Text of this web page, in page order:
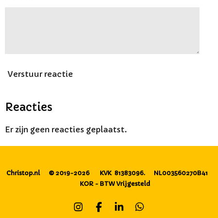
Verstuur reactie
Reacties
Er zijn geen reacties geplaatst.
Christop.nl © 2019-2026 KVK 81383096. NL003560270B41
KOR - BTW Vrijgesteld
I
F
L
W